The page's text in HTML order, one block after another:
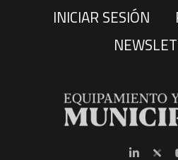
INICIAR SESIÓN